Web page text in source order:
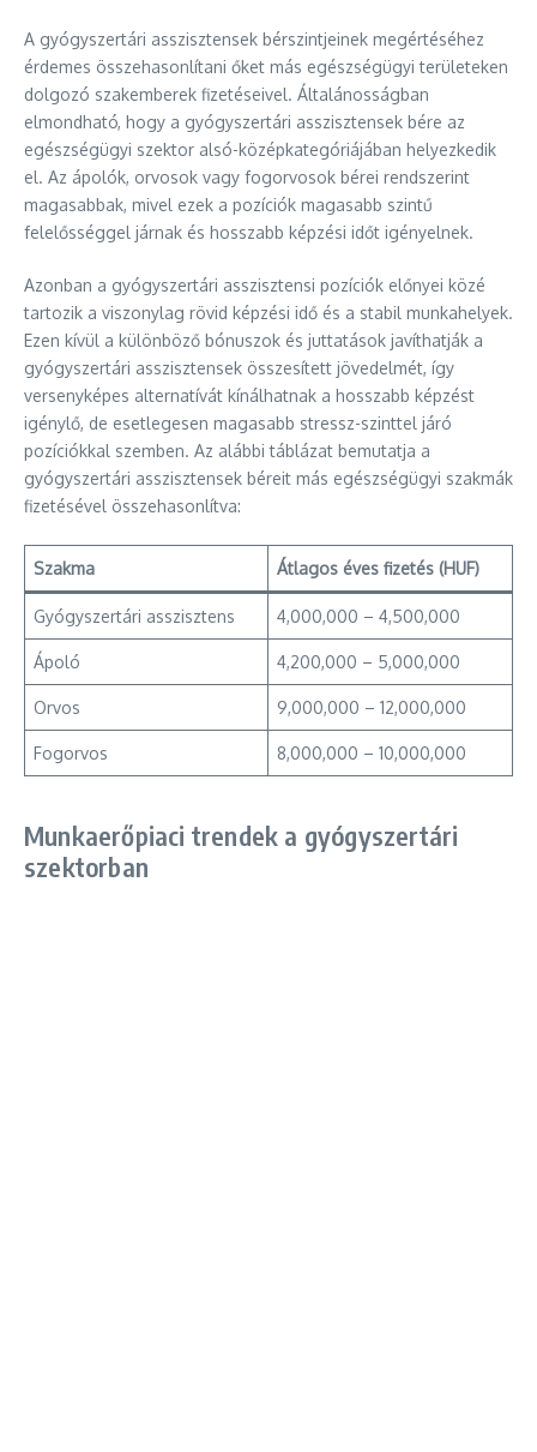
A gyógyszertári asszisztensek bérszintjeinek megértéséhez
érdemes összehasonlítani őket más egészségügyi területeken
dolgozó szakemberek fizetéseivel. Általánosságban
elmondható, hogy a gyógyszertári asszisztensek bére az
egészségügyi szektor alsó-középkategóriájában helyezkedik
el. Az ápolók, orvosok vagy fogorvosok bérei rendszerint
magasabbak, mivel ezek a pozíciók magasabb szintű
felelősséggel járnak és hosszabb képzési időt igényelnek.
Azonban a gyógyszertári asszisztensi pozíciók előnyei közé
tartozik a viszonylag rövid képzési idő és a stabil munkahelyek.
Ezen kívül a különböző bónuszok és juttatások javíthatják a
gyógyszertári asszisztensek összesített jövedelmét, így
versenyképes alternatívát kínálhatnak a hosszabb képzést
igénylő, de esetlegesen magasabb stressz-szinttel járó
pozíciókkal szemben. Az alábbi táblázat bemutatja a
gyógyszertári asszisztensek béreit más egészségügyi szakmák
fizetésével összehasonlítva:
Szakma Átlagos éves fizetés (HUF)
Gyógyszertári asszisztens 4,000,000 – 4,500,000
Ápoló 4,200,000 – 5,000,000
Orvos 9,000,000 – 12,000,000
Fogorvos 8,000,000 – 10,000,000
Munkaerőpiaci trendek a gyógyszertári
szektorban